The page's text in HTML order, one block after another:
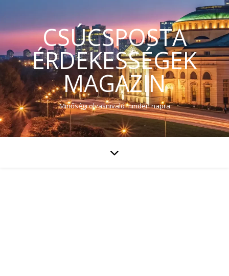
CSÚCSPOSTA
ÉRDEKESSÉGEK
MAGAZIN
Minőségi olvasnivaló minden napra